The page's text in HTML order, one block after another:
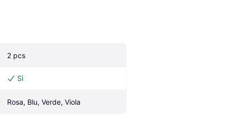
2 pcs
Sì
Rosa, Blu, Verde, Viola